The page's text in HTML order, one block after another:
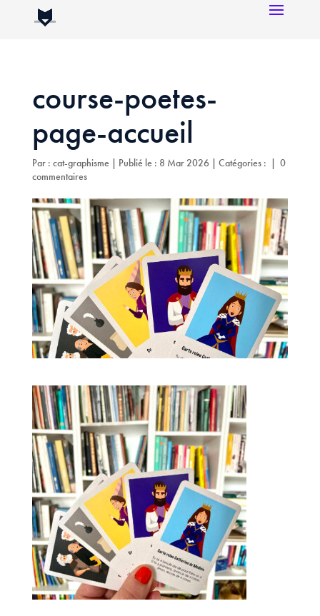
course-poetes-
page-accueil
Par : cat-graphisme | Publié le : 8 Mar 2026 | Catégories : | 0
commentaires